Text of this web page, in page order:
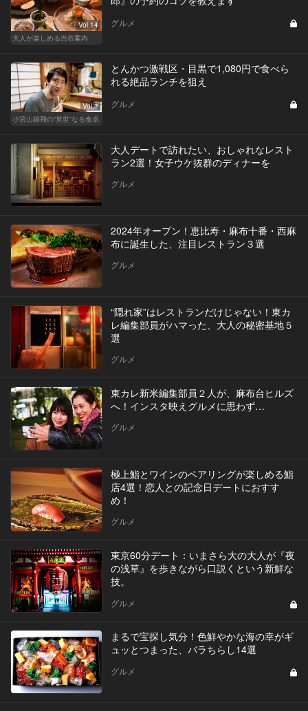
Vol.14
大人が楽しめる渋谷案内
グルメ
Vol.7
小宮山雄飛の“英世”なる食卓
とんかつ激戦区・目黒で1,080円で食べら
れる絶品ランチを狙え
グルメ
大人デートで訪れたい、おしゃれなレスト
ラン2選！女子ウケ抜群のディナーを
グルメ
2024年オープン！恵比寿・麻布十番・西麻
布に誕生した、注目レストラン３選
グルメ
“隠れ家”はレストランだけじゃない！東カ
レ編集部員がハマった、大人の秘密基地５
選
グルメ
東カレ新米編集部員２人が、麻布台ヒルズ
へ！インスタ映えグルメに思わず…
グルメ
極上鮨とワインのペアリングが楽しめる鮨
店4選！恋人との記念日デートにおすす
め！
グルメ
東京60分デート：いまさら大の大人が『夜
の浅草』を歩きながら口説くという新鮮な
技。
グルメ
まるで宝探し気分！色鮮やかな海の幸がギ
ュッとつまった、バラちらし14選
グルメ